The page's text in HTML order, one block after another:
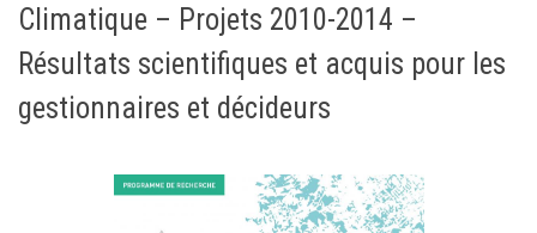
Climatique – Projets 2010-2014 –
Résultats scientifiques et acquis pour les
gestionnaires et décideurs